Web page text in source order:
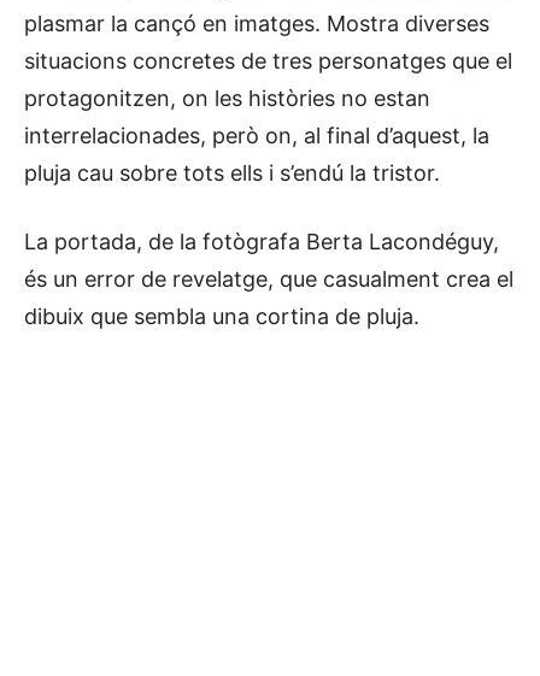
plasmar la cançó en imatges. Mostra diverses
situacions concretes de tres personatges que el
protagonitzen, on les històries no estan
interrelacionades, però on, al final d’aquest, la
pluja cau sobre tots ells i s’endú la tristor.
La portada, de la fotògrafa Berta Lacondéguy,
és un error de revelatge, que casualment crea el
dibuix que sembla una cortina de pluja.